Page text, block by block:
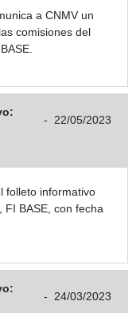
a CNMV un
comisiones del
- 22/05/2023
folleto informativo
FI BASE, con fecha
- 24/03/2023